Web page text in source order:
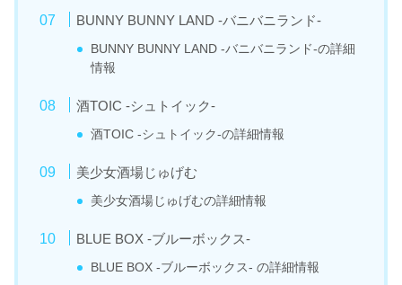
BUNNY BUNNY LAND -バニバニランド-
BUNNY BUNNY LAND -バニバニランド-の詳細
情報
酒TOIC -シュトイック-
酒TOIC -シュトイック-の詳細情報
美少女酒場じゅげむ
美少女酒場じゅげむの詳細情報
BLUE BOX -ブルーボックス-
BLUE BOX -ブルーボックス- の詳細情報